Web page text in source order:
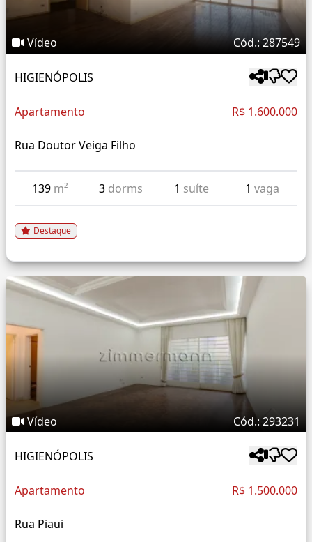
Vídeo Cód.: 287549
HIGIENÓPOLIS
Apartamento R$ 1.600.000
Rua Doutor Veiga Filho
139 m² 3 dorms 1 suíte 1 vaga
Destaque
Vídeo Cód.: 293231
HIGIENÓPOLIS
Apartamento R$ 1.500.000
Rua Piaui